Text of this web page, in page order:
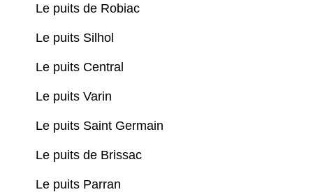
Le puits de Robiac
Le puits Silhol
Le puits Central
Le puits Varin
Le puits Saint Germain
Le puits de Brissac
Le puits Parran